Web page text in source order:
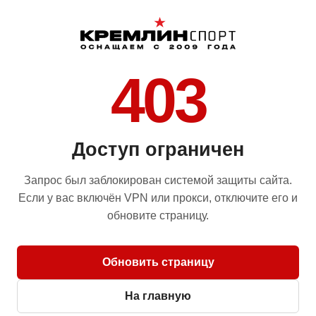
403
Доступ ограничен
Запрос был заблокирован системой защиты сайта.
Если у вас включён VPN или прокси, отключите его и
обновите страницу.
Обновить страницу
На главную